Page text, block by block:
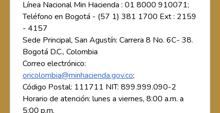
Línea Nacional Min Hacienda : 01 8000 910071;
Teléfono en Bogotá - (57 1) 381 1700 Ext : 2159
- 4157
Sede Principal, San Agustín: Carrera 8 No. 6C- 38.
Bogotá D.C., Colombia
Correo electrónico:
oricolombia@minhacienda.gov.co;
Código Postal: 111711 NIT: 899.999.090-2
Horario de atención: lunes a viernes, 8:00 a.m. a
5:00 p.m.